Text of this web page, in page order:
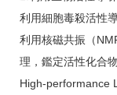
利用細胞毒殺活性
利用核磁共振（
理，鑑定活性化合
High-performance